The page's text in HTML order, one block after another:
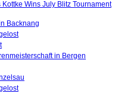
Wins July Blitz Tournament
Backnang
in Bergen